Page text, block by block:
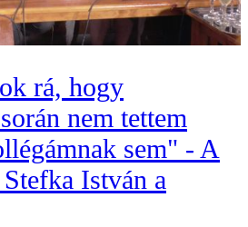
rá, hogy
nem tettem
sem" - A
István a